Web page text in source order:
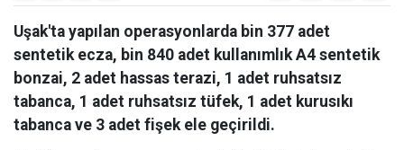
Uşak'ta yapılan operasyonlarda bin 377 adet
sentetik ecza, bin 840 adet kullanımlık A4 sentetik
bonzai, 2 adet hassas terazi, 1 adet ruhsatsız
tabanca, 1 adet ruhsatsız tüfek, 1 adet kurusıkı
tabanca ve 3 adet fişek ele geçirildi.